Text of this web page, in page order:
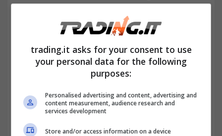
L’azienda versa infatti:
l’assegno sostitutivo della pensione;
perfezionamento dei requisiti
previdenziali.
trading.it asks for your consent to use
your personal data for the following
purposes:
Personalised advertising and content, advertising and
content measurement, audience research and
services development
Store and/or access information on a device